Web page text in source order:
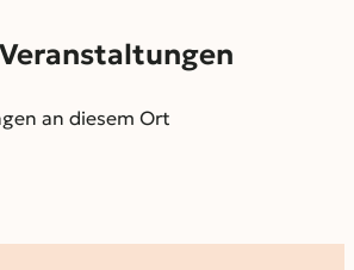
an diesem Ort